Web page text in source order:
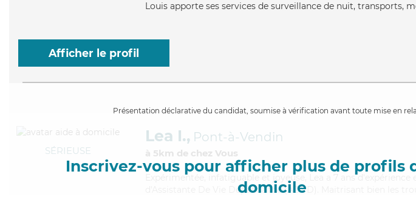
Louis apporte ses services de surveillance de nuit, transports,
Afficher le profil
Présentation déclarative du candidat, soumise à vérification avant toute mise en
Inscrivez-vous pour afficher plus de profils
domicile
SÉRIEUSE
Lea I., Pont-à-Vendin
à 5km de chez Vous
Expérimentée
, infatiguable et joyeuse, Lea a 7 ans d'expérience
d'Assistante De Vie Dépendance (ADVD). Maitrisant bien les